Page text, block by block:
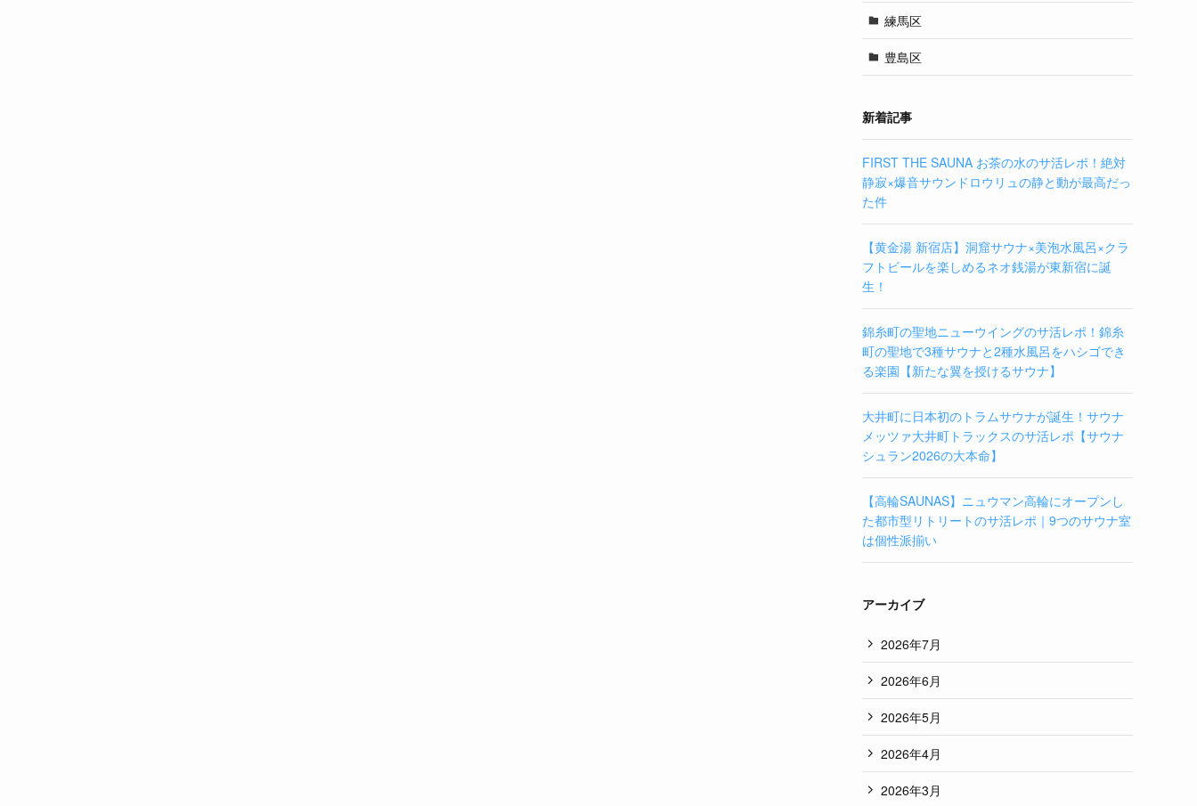
練馬区
豊島区
新着記事
FIRST THE SAUNA お茶の水のサ活レポ！絶対
静寂×爆音サウンドロウリュの静と動が最高だっ
た件
【黄金湯 新宿店】洞窟サウナ×美泡水風呂×クラ
フトビールを楽しめるネオ銭湯が東新宿に誕
生！
錦糸町の聖地ニューウイングのサ活レポ！錦糸
町の聖地で3種サウナと2種水風呂をハシゴでき
る楽園【新たな翼を授けるサウナ】
大井町に日本初のトラムサウナが誕生！サウナ
メッツァ大井町トラックスのサ活レポ【サウナ
シュラン2026の大本命】
【高輪SAUNAS】ニュウマン高輪にオープンし
た都市型リトリートのサ活レポ｜9つのサウナ室
は個性派揃い
アーカイブ
2026年7月
2026年6月
2026年5月
2026年4月
2026年3月